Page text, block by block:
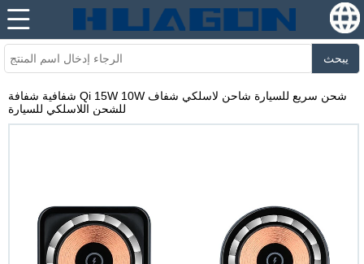
يبحث
شفافية شفافة Qi 15W 10W شحن سريع للسيارة شاحن لاسلكي شفاف
للشحن اللاسلكي للسيارة